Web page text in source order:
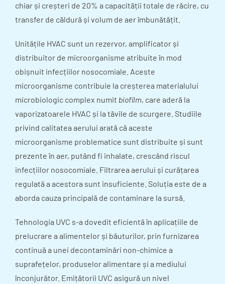
chiar și creșteri de 20% a capacității totale de răcire, cu
transfer de căldură și volum de aer îmbunătățit.
Unitățile HVAC sunt un rezervor, amplificator și
distribuitor de microorganisme atribuite în mod
obișnuit infecțiilor nosocomiale. Aceste
microorganisme contribuie la creșterea materialului
microbiologic complex numit biofilm, care aderă la
vaporizatoarele HVAC și la tăvile de scurgere. Studiile
privind calitatea aerului arată că aceste
microorganisme problematice sunt distribuite și sunt
prezente în aer, putând fi inhalate, crescând riscul
infecțiilor nosocomiale. Filtrarea aerului și curățarea
regulată a acestora sunt insuficiente. Soluția este de a
aborda cauza principală de contaminare la sursă.
Tehnologia UVC s-a dovedit eficientă în aplicațiile de
prelucrare a alimentelor și băuturilor, prin furnizarea
continuă a unei decontaminări non-chimice a
suprafețelor, produselor alimentare și a mediului
înconjurător. Emițătorii UVC asigură un nivel